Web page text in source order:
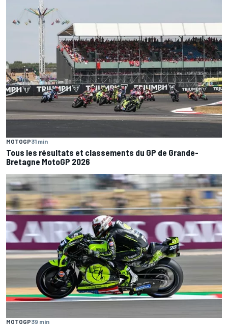
MOTOGP31 min
Tous les résultats et classements du GP de Grande-
Bretagne MotoGP 2026
MOTOGP39 min